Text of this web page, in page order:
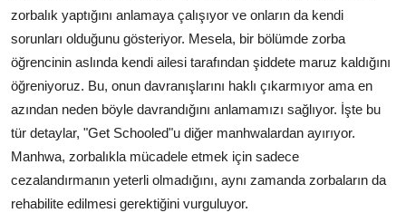
zorbalık yaptığını anlamaya çalışıyor ve onların da kendi
sorunları olduğunu gösteriyor. Mesela, bir bölümde zorba
öğrencinin aslında kendi ailesi tarafından şiddete maruz kaldığını
öğreniyoruz. Bu, onun davranışlarını haklı çıkarmıyor ama en
azından neden böyle davrandığını anlamamızı sağlıyor. İşte bu
tür detaylar, "Get Schooled"u diğer manhwalardan ayırıyor.
Manhwa, zorbalıkla mücadele etmek için sadece
cezalandırmanın yeterli olmadığını, aynı zamanda zorbaların da
rehabilite edilmesi gerektiğini vurguluyor.